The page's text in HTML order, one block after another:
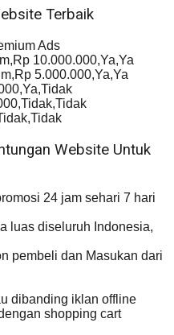
Terbaik
Ads
10.000.000,Ya,Ya
5.000.000,Ya,Ya
Website Untuk
24 jam sehari 7 hari
luas diseluruh Indonesia,
pembeli dan Masukan dari
dibanding iklan offline
shopping cart